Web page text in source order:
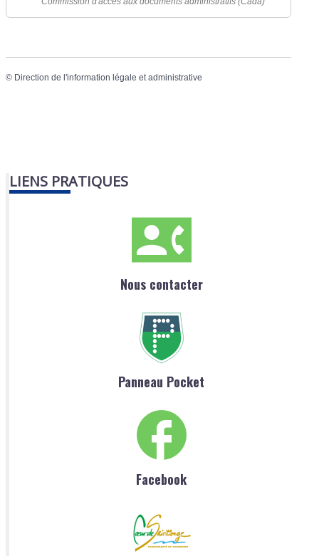
© Direction de l'information légale et administrative
LIENS PRATIQUES
Nous contacter
Panneau Pocket
Facebook